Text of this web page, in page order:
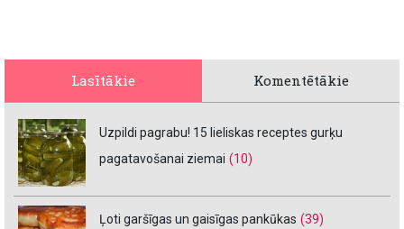
Lasītākie Komentētākie
Uzpildi pagrabu! 15 lieliskas receptes gurķu
pagatavošanai ziemai (10)
Ļoti garšīgas un gaisīgas pankūkas (39)